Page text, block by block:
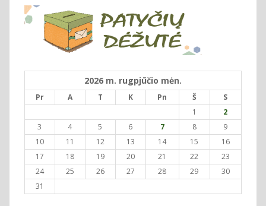
2026 m. rugpjūčio mėn.
Pr A T K Pn Š
S
1
2
3
4 5 6 7 8
9
10
11 12 13 14 15
16
17
18 19 20 21 22
23
24
25 26 27 28 29
30
31